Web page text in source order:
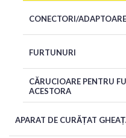
CONECTORI/
FURTUNURI
CĂRUCIOARE PENTRU
ACESTORA
APARAT DE CURĂȚAT